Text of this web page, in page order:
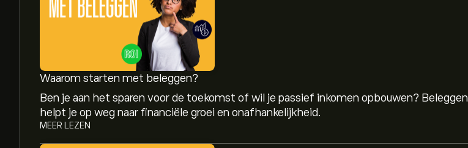
Waarom starten met beleggen?
Ben je aan het sparen voor de toekomst of wil je passief inkomen opbouwen? Beleggen
helpt je op weg naar financiële groei en onafhankelijkheid.
MEER LEZEN